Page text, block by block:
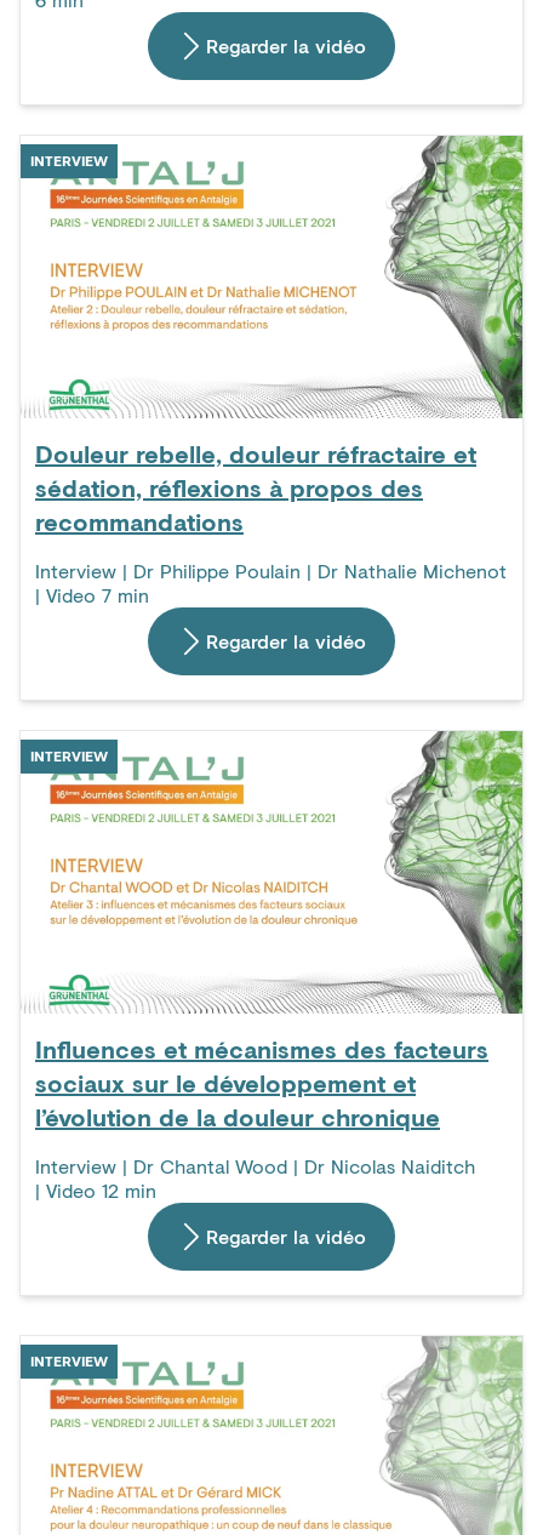
Regarder la vidéo
Douleur rebelle, douleur réfractaire et
sédation, réflexions à propos des
recommandations
Interview | Dr Philippe Poulain | Dr Nathalie Michenot
| Video 7 min
Regarder la vidéo
INTERVIEW
Influences et mécanismes des facteurs
sociaux sur le développement et
l’évolution de la douleur chronique
Interview | Dr Chantal Wood | Dr Nicolas Naiditch
| Video 12 min
Regarder la vidéo
INTERVIEW
INTERVIEW